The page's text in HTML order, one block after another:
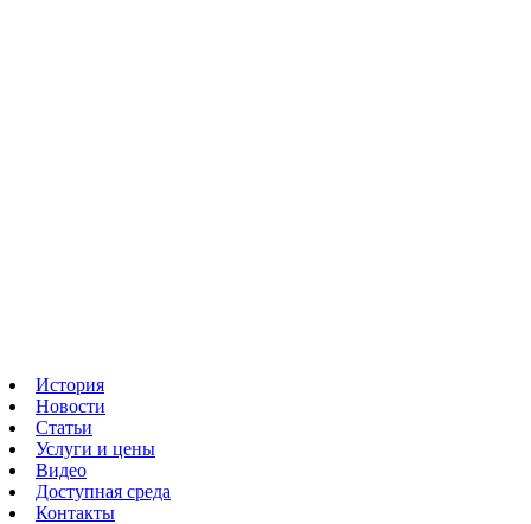
История
Новости
Статьи
Услуги и цены
Видео
Доступная среда
Контакты